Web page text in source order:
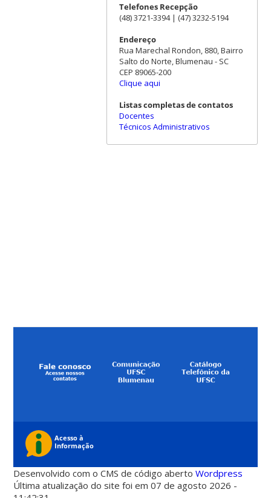
Telefones Recepção
(48) 3721-3394 | (47) 3232-5194
Endereço
Rua Marechal Rondon, 880, Bairro
Salto do Norte, Blumenau - SC
CEP 89065-200
Clique aqui
Listas completas de contatos
Docentes
Técnicos Administrativos
Desenvolvido com o CMS de código abertoWordpress
Última atualização do site foi em 07 de agosto 2026 -